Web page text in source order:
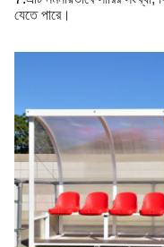
যেতে পারে।